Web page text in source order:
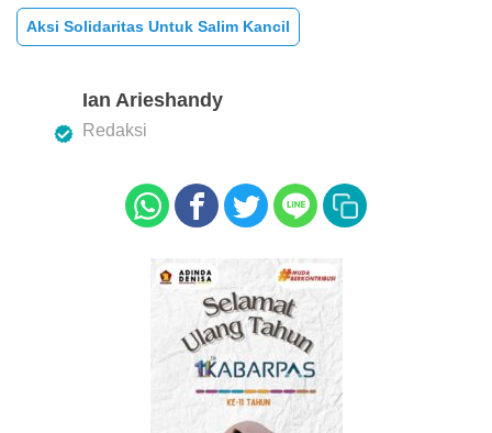
c
e
o
tt
er
at
s
A
p
Aksi Solidaritas Untuk Salim Kancil
Ian Arieshandy
Redaksi